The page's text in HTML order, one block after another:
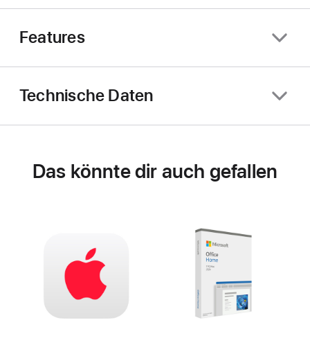
Features
Technische Daten
Das könnte dir auch gefallen